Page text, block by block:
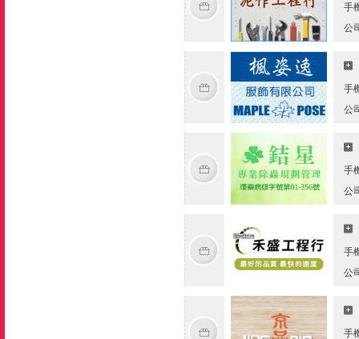
手
公
手
公
手
公
手
公
手